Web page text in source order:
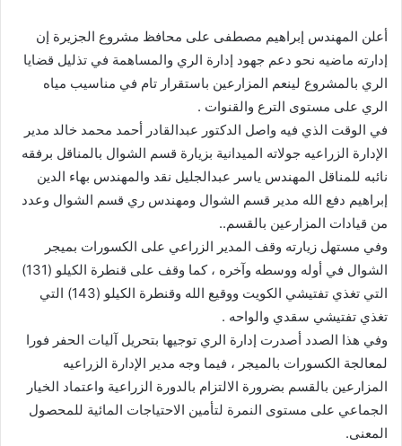
أعلن المهندس إبراهيم مصطفى على محافظ مشروع الجزيرة إن
إدارته ماضيه نحو دعم جهود إدارة الري والمساهمة في تذليل قضايا
الري بالمشروع لينعم المزارعين باستقرار تام في مناسيب مياه
الري على مستوى الترع والقنوات .
في الوقت الذي فيه واصل الدكتور عبدالقادر أحمد محمد خالد مدير
الإدارة الزراعيه جولاته الميدانية بزيارة قسم الشوال بالمناقل برفقه
نائبه للمناقل المهندس ياسر عبدالجليل نقد والمهندس بهاء الدين
إبراهيم دفع الله مدير قسم الشوال ومهندس ري قسم الشوال وعدد
من قيادات المزارعين بالقسم..
وفي مستهل زيارته وقف المدير الزراعي على الكسورات بميجر
الشوال في أوله ووسطه وآخره ، كما وقف على قنطرة الكيلو (131)
التي تغذي تفتيشي الكويت ووقيع الله وقنطرة الكيلو (143) التي
تغذي تفتيشي سقدي والواحه .
وفي هذا الصدد أصدرت إدارة الري توجيها بتحريل آليات الحفر فورا
لمعالجة الكسورات بالميجر ، فيما وجه مدير الإدارة الزراعيه
المزارعين بالقسم بضرورة الالتزام بالدورة الزراعية واعتماد الخيار
الجماعي على مستوى النمرة لتأمين الاحتياجات المائية للمحصول
المعنى.